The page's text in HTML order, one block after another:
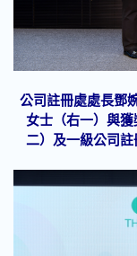
公司註冊處處長鄧
女士（右一）與
二）及一級公司